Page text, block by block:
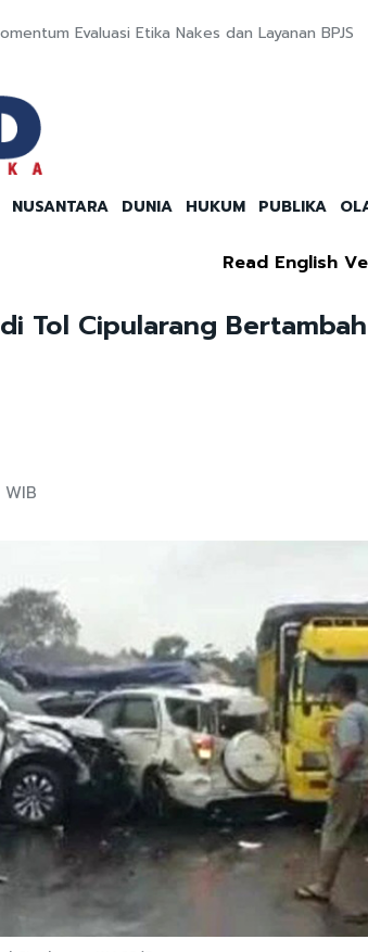
Evaluasi Etika Nakes dan Layanan BPJS
NUSANTARA DUNIA HUKUM PUBLIKA
Read English
Tol Cipularang